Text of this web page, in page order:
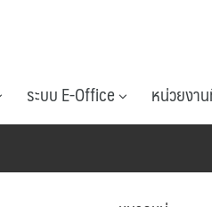
ระบบ E-Office หน่วยงา